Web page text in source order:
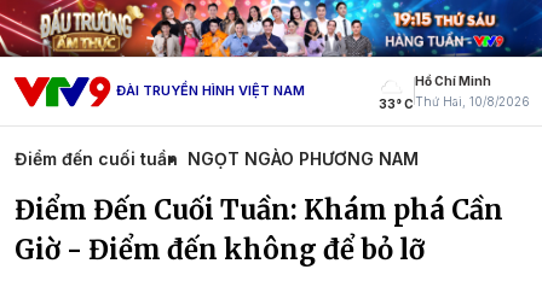
ĐÀI TRUYỀN HÌNH VIỆT NAM
33° C
Hồ Chí Minh
Thứ Hai, 10/8/2026
Điểm đến cuối tuần NGỌT NGÀO PHƯƠNG NAM
Điểm Đến Cuối Tuần: Khám phá Cần
Giờ - Điểm đến không để bỏ lỡ